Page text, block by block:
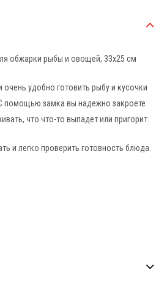
обжарки рыбы и овощей, 33х25 см
удобно готовить рыбу и кусочки
помощью замка вы надежно закроете
что что-то выпадет или пригорит.
и легко проверить готовность блюда.